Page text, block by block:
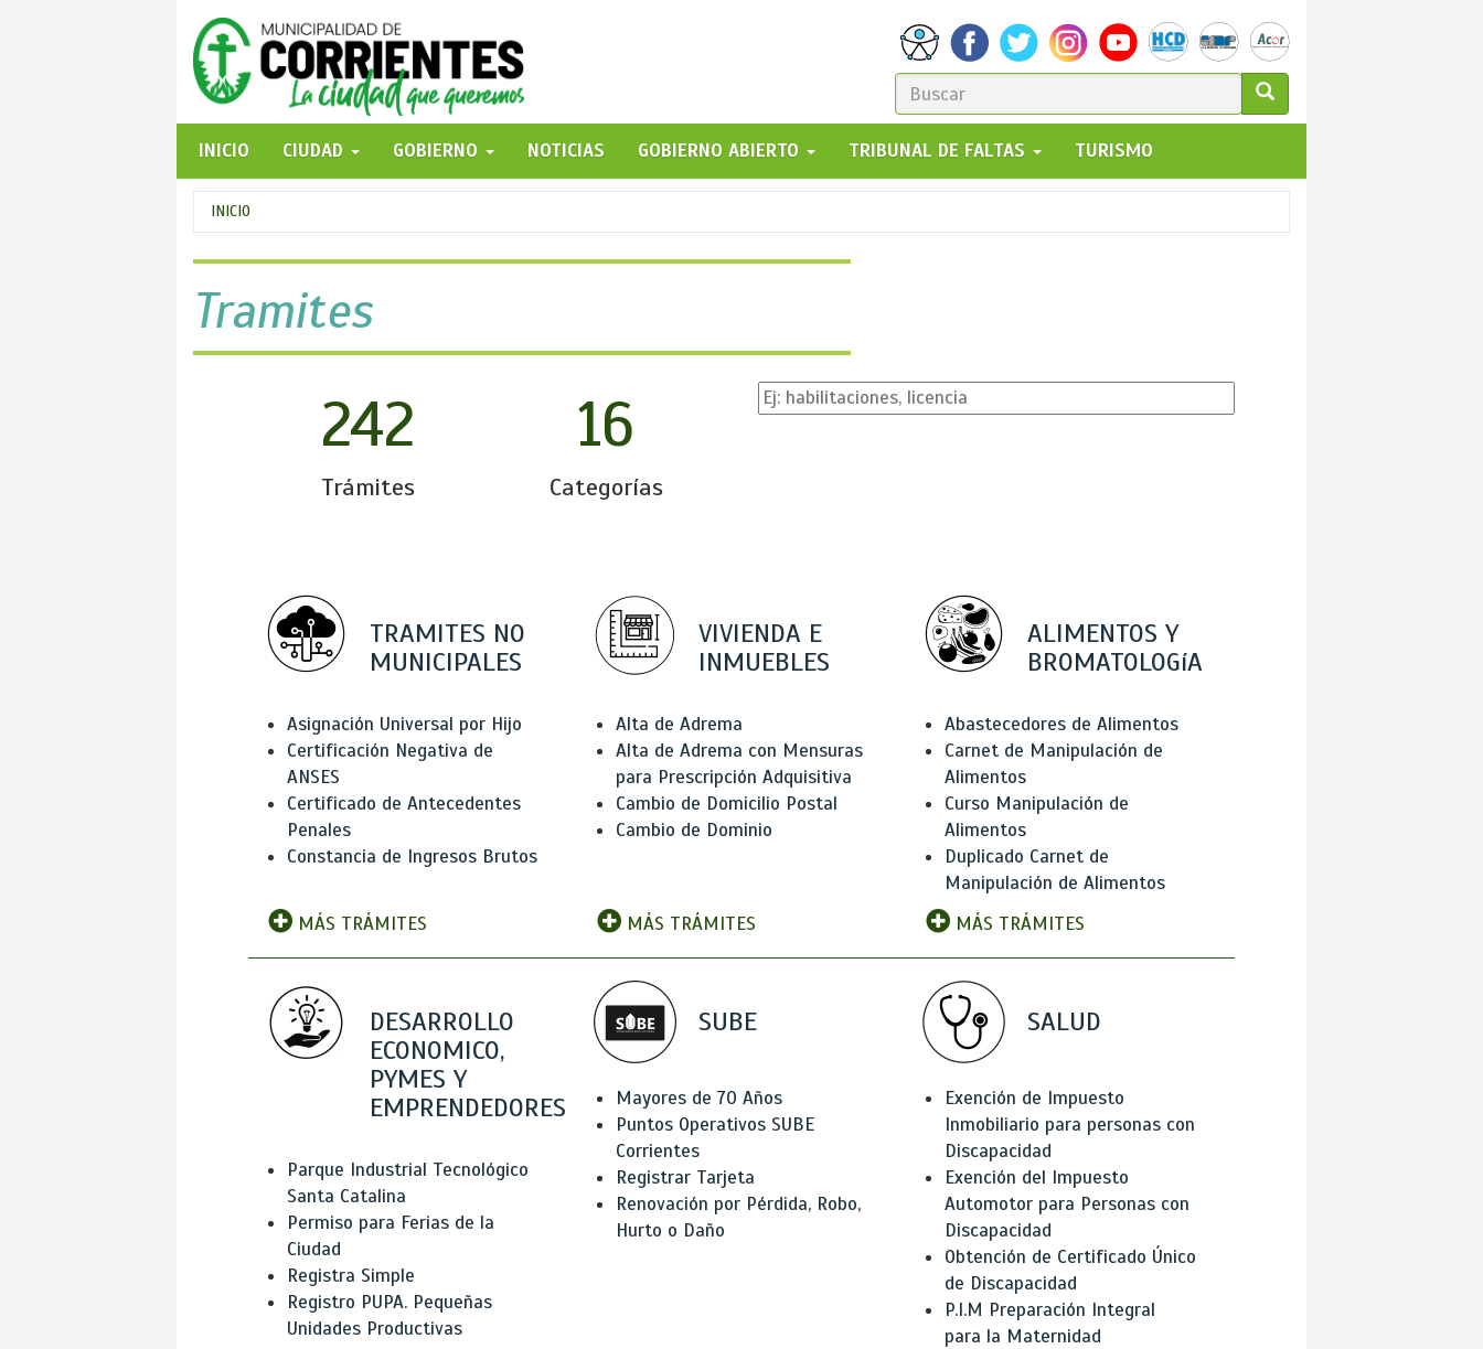
FORMULARIO
DE
BÚSQUEDA
GO!
INICIO
CIUDAD GOBIERNO NOTICIAS GOBIERNO ABIERTO TRIBUNAL DE FALTAS TURISMO
Se
encuentra
usted
aquí
INICIO
Tramites
242
Trámites
16
Categorías
TRAMITES NO
MUNICIPALES
Asignación Universal por Hijo
Certificación Negativa de
ANSES
Certificado de Antecedentes
Penales
Constancia de Ingresos Brutos
MÁS TRÁMITES
VIVIENDA E
INMUEBLES
Alta de Adrema
Alta de Adrema con Mensuras
para Prescripción Adquisitiva
Cambio de Domicilio Postal
Cambio de Dominio
MÁS TRÁMITES
ALIMENTOS Y
BROMATOLOGíA
Abastecedores de Alimentos
Carnet de Manipulación de
Alimentos
Curso Manipulación de
Alimentos
Duplicado Carnet de
Manipulación de Alimentos
MÁS TRÁMITES
DESARROLLO
ECONOMICO,
PYMES Y
EMPRENDEDORES
Parque Industrial Tecnológico
Santa Catalina
Permiso para Ferias de la
Ciudad
Registra Simple
Registro PUPA. Pequeñas
Unidades Productivas
SUBE
Mayores de 70 Años
Puntos Operativos SUBE
Corrientes
Registrar Tarjeta
Renovación por Pérdida, Robo,
Hurto o Daño
SALUD
Exención de Impuesto
Inmobiliario para personas con
Discapacidad
Exención del Impuesto
Automotor para Personas con
Discapacidad
Obtención de Certificado Único
de Discapacidad
P.I.M Preparación Integral
para la Maternidad